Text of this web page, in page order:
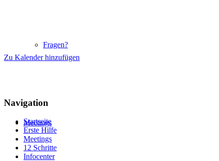
Fragen?
Meetings
Zu Kalender hinzufügen
Navigation
Startseite
Erste Hilfe
Meetings
12 Schritte
Infocenter